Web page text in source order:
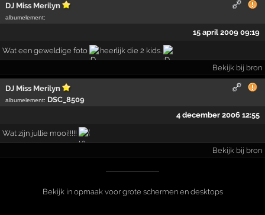
DJ Miss Merilyn
albumelement:
15 april 2009 09:19
Wat een geweldige foto
heerlijk die 2 kids.
Bekijk bij bron
DJ Miss Merilyn
albumelement: DSC_8509
4 december 2006 12:55
Wat zijn jullie mooi!!!!!
Bekijk bij bron
Bekijk in opmaak voor grote schermen en desktops